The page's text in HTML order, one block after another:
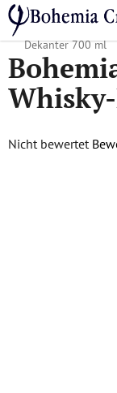
Zum
Inhalt
springen
Startseite
/
Dekanter 700 ml
Die
Nicht bewertet